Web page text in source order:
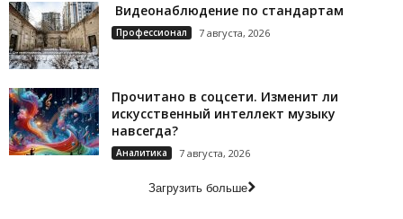
Видеонаблюдение по стандартам
Профессионал 7 августа, 2026
Прочитано в соцсети. Изменит ли
искусственный интеллект музыку
навсегда?
Аналитика 7 августа, 2026
Загрузить больше